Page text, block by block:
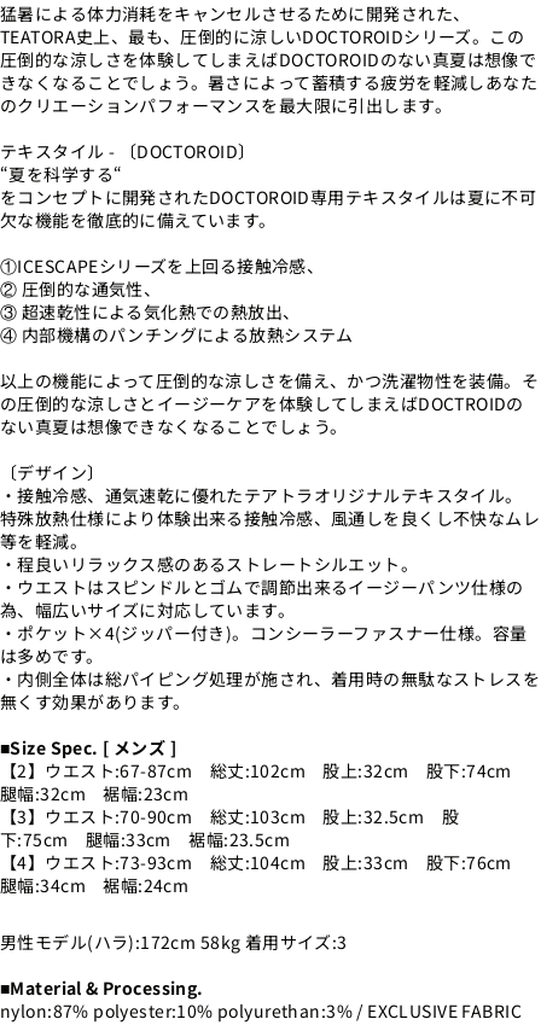
猛暑による体力消耗をキャンセルさせるために開発された、
TEATORA史上、最も、圧倒的に涼しいDOCTOROIDシリーズ。この
圧倒的な涼しさを体験してしまえばDOCTOROIDのない真夏は想像で
きなくなることでしょう。暑さによって蓄積する疲労を軽減しあなた
のクリエーションパフォーマンスを最大限に引出します。
テキスタイル - 〔DOCTOROID〕
“夏を科学する“
をコンセプトに開発されたDOCTOROID専用テキスタイルは夏に不可
欠な機能を徹底的に備えています。
①ICESCAPEシリーズを上回る接触冷感、
② 圧倒的な通気性、
③ 超速乾性による気化熱での熱放出、
④ 内部機構のパンチングによる放熱システム
以上の機能によって圧倒的な涼しさを備え、かつ洗濯物性を装備。そ
の圧倒的な涼しさとイージーケアを体験してしまえばDOCTROIDの
ない真夏は想像できなくなることでしょう。
〔デザイン〕
・接触冷感、通気速乾に優れたテアトラオリジナルテキスタイル。
特殊放熱仕様により体験出来る接触冷感、風通しを良くし不快なムレ
等を軽減。
・程良いリラックス感のあるストレートシルエット。
・ウエストはスピンドルとゴムで調節出来るイージーパンツ仕様の
為、幅広いサイズに対応しています。
・ポケット×4(ジッパー付き)。コンシーラーファスナー仕様。容量
は多めです。
・内側全体は総パイピング処理が施され、着用時の無駄なストレスを
無くす効果があります。
■Size Spec. [ メンズ ]
【2】ウエスト:67-87cm 総丈:102cm 股上:32cm 股下:74cm
腿幅:32cm 裾幅:23cm
【3】ウエスト:70-90cm 総丈:103cm 股上:32.5cm 股
下:75cm 腿幅:33cm 裾幅:23.5cm
【4】ウエスト:73-93cm 総丈:104cm 股上:33cm 股下:76cm
腿幅:34cm 裾幅:24cm
男性モデル(ハラ):172cm 58kg 着用サイズ:3
■Material & Processing.
nylon:87% polyester:10% polyurethan:3% / EXCLUSIVE FABRIC